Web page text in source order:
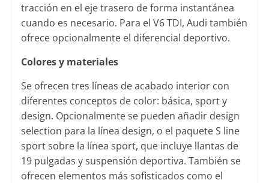
tracción en el eje trasero de forma instantánea
cuando es necesario. Para el V6 TDI, Audi también
ofrece opcionalmente el diferencial deportivo.
Colores y materiales
Se ofrecen tres líneas de acabado interior con
diferentes conceptos de color: básica, sport y
design. Opcionalmente se pueden añadir design
selection para la línea design, o el paquete S line
sport sobre la línea sport, que incluye llantas de
19 pulgadas y suspensión deportiva. También se
ofrecen elementos más sofisticados como el